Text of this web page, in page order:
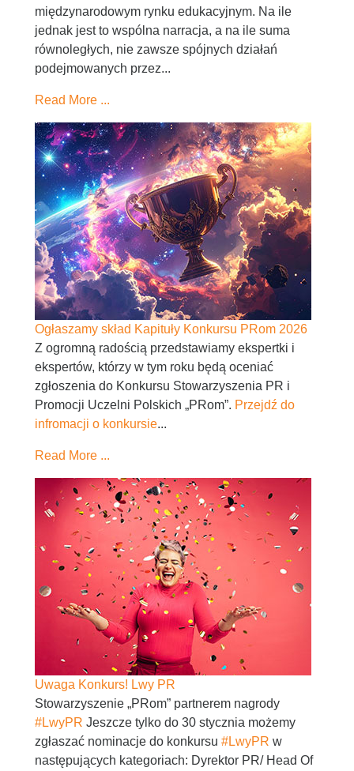
międzynarodowym rynku edukacyjnym. Na ile
jednak jest to wspólna narracja, a na ile suma
równoległych, nie zawsze spójnych działań
podejmowanych przez...
Read More ...
Ogłaszamy skład Kapituły Konkursu PRom 2026
Z ogromną radością przedstawiamy ekspertki i
ekspertów, którzy w tym roku będą oceniać
zgłoszenia do Konkursu Stowarzyszenia PR i
Promocji Uczelni Polskich „PRom”. Przejdź do
infromacji o konkursie...
Read More ...
Uwaga Konkurs! Lwy PR
Stowarzyszenie „PRom” partnerem nagrody
#LwyPR Jeszcze tylko do 30 stycznia możemy
zgłaszać nominacje do konkursu #LwyPR w
następujących kategoriach: Dyrektor PR/ Head Of